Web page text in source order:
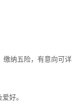
纳五险，有意向可详
好。